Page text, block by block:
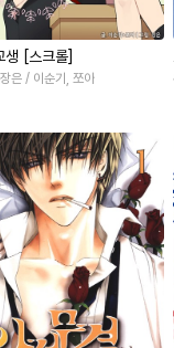
생 [스크롤]
장은 / 이순기, 쪼아